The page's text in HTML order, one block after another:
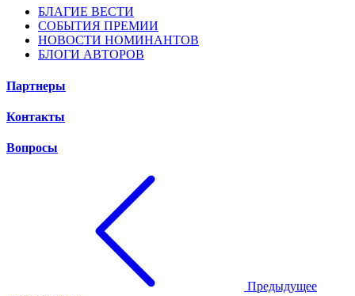
БЛАГИЕ ВЕСТИ
СОБЫТИЯ ПРЕМИИ
НОВОСТИ НОМИНАНТОВ
БЛОГИ АВТОРОВ
Партнеры
Контакты
Вопросы
Предыдущее